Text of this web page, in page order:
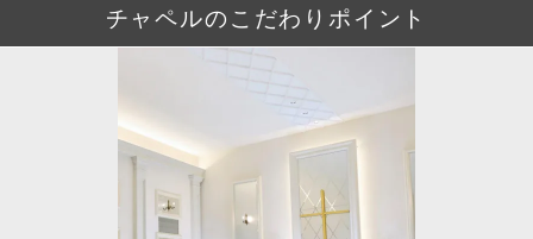
チャペルのこだわりポイント